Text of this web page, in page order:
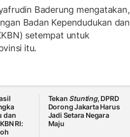
Baderung mengatakan,
Badan Kependudukan dan
setempat untuk
itu.
dan
RI:
Tekan Stunting, DPRD
Dorong Jakarta Harus
Jadi Setara Negara
Maju